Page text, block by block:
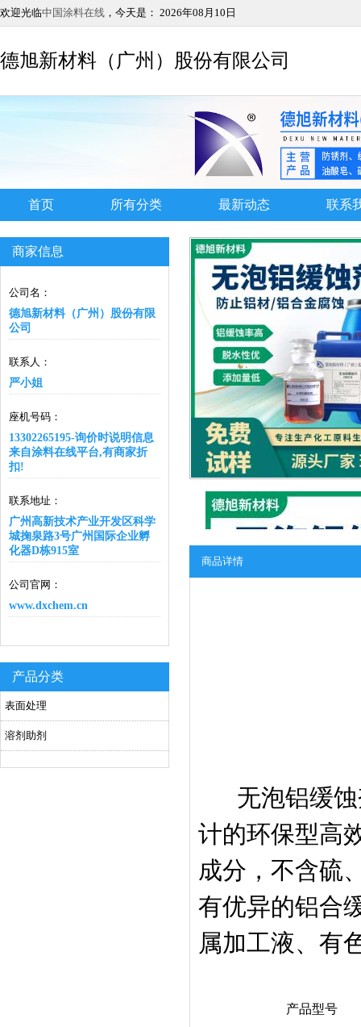
欢迎光临中国涂料在线 ，今天是： 2026年08月10日
德旭新材料（广州）股份有限公司
首页 所有分类 最新动态 联系
商家信息
公司名：
德旭新材料（广州）股份有限
公司
联系人：
严小姐
座机号码：
13302265195-询价时说明信息
来自涂料在线平台,有商家折
扣!
联系地址：
广州高新技术产业开发区科学
城掬泉路3号广州国际企业孵
化器D栋915室
公司官网：
www.dxchem.cn
产品分类
表面处理
溶剂助剂
商品详情
无泡铝缓蚀
计的环保型高
成分， 不含硫
有优异的铝合
属加工液、有
产品型号